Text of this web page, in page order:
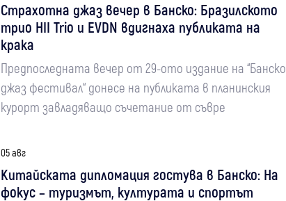
Страхотна джаз вечер в Банско: Бразилското
трио HII Trio и EVDN вдигнаха публиката на
крака
Предпоследната вечер от 29-ото издание на “Банско
джаз фестивал“ донесе на публиката в планинския
курорт завладяващо съчетание от съвре
05 авг
Китайската дипломация гостува в Банско: На
фокус – туризмът, културата и спортът